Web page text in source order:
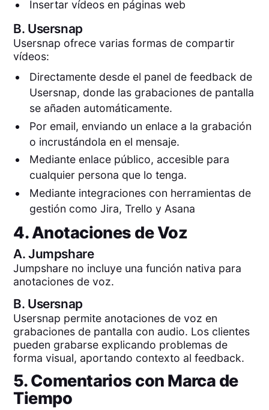
Insertar vídeos en páginas web
B. Usersnap
Usersnap ofrece varias formas de compartir
vídeos:
Directamente desde el panel de feedback de
Usersnap, donde las grabaciones de pantalla
se añaden automáticamente.
Por email, enviando un enlace a la grabación
o incrustándola en el mensaje.
Mediante enlace público, accesible para
cualquier persona que lo tenga.
Mediante integraciones con herramientas de
gestión como Jira, Trello y Asana
4. Anotaciones de Voz
A.Jumpshare
Jumpshare no incluye una función nativa para
anotaciones de voz.
B. Usersnap
Usersnap permite anotaciones de voz en
grabaciones de pantalla con audio. Los clientes
pueden grabarse explicando problemas de
forma visual, aportando contexto al feedback.
5. Comentarios con Marca de
Tiempo